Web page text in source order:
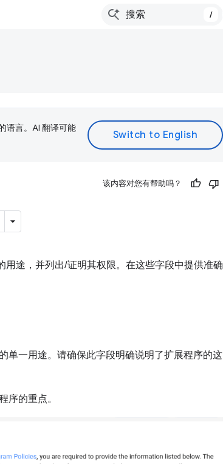
/
语言。AI 翻译可能
该内容对您有帮助吗？
用途，并列出/证明其权限。在这些字段中提供准确
单一用途。请确保此字段明确说明了扩展程序的这
序的重点。